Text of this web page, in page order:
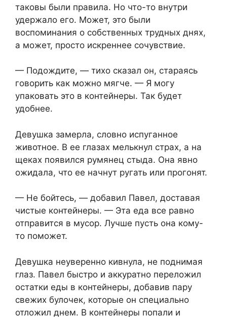
таковы были правила. Но что-то внутри
удержало его. Может, это были
воспоминания о собственных трудных днях,
а может, просто искреннее сочувствие.
— Подождите, — тихо сказал он, стараясь
говорить как можно мягче. — Я могу
упаковать это в контейнеры. Так будет
удобнее.
Девушка замерла, словно испуганное
животное. В ее глазах мелькнул страх, а на
щеках появился румянец стыда. Она явно
ожидала, что ее начнут ругать или прогонят.
— Не бойтесь, — добавил Павел, доставая
чистые контейнеры. — Эта еда все равно
отправится в мусор. Лучше пусть она кому-
то поможет.
Девушка неуверенно кивнула, не поднимая
глаз. Павел быстро и аккуратно переложил
остатки еды в контейнеры, добавив пару
свежих булочек, которые он специально
отложил днем. В контейнеры попали и